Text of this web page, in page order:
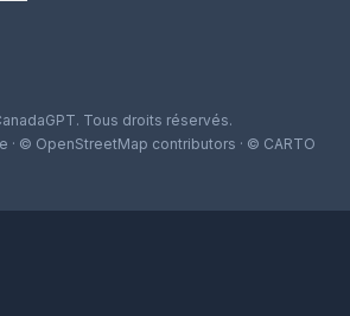
Tous droits réservés.
· © OpenStreetMap contributors · © CARTO